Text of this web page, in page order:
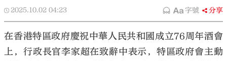
2025.10.02 04:23 字號 分享
在香港特區政府慶祝中華人民共和國成立76周年酒會
上，行政長官李家超在致辭中表示，特區政府會主動